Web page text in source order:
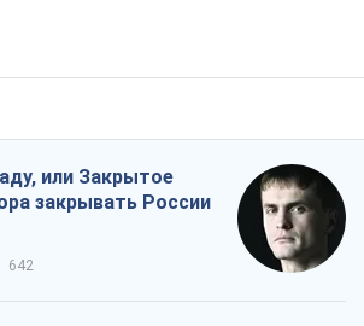
или Закрытое
закрывать России
642